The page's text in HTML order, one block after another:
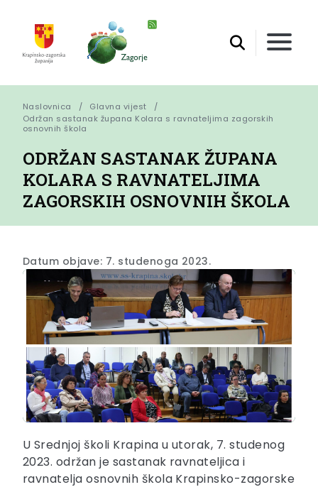
Naslovnica
Glavna vijest
Održan sastanak župana Kolara s ravnateljima zagorskih
osnovnih škola
ODRŽAN SASTANAK ŽUPANA
KOLARA S RAVNATELJIMA
ZAGORSKIH OSNOVNIH ŠKOLA
Datum objave: 7. studenoga 2023.
U Srednjoj školi Krapina u utorak, 7. studenog
2023. održan je sastanak ravnateljica i
ravnatelja osnovnih škola Krapinsko-zagorske